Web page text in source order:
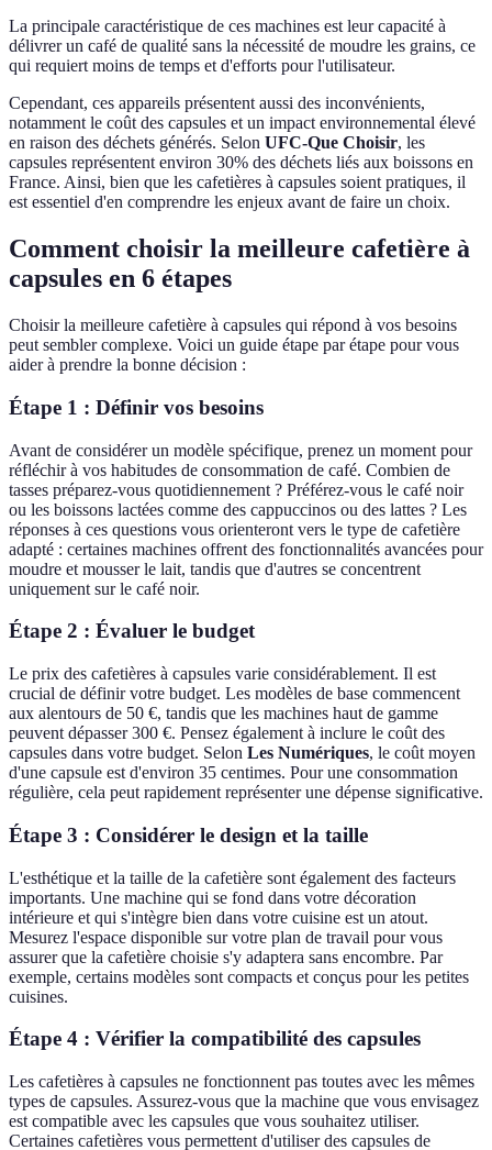
La principale caractéristique de ces machines est leur capacité à
délivrer un café de qualité sans la nécessité de moudre les grains, ce
qui requiert moins de temps et d'efforts pour l'utilisateur.
Cependant, ces appareils présentent aussi des inconvénients,
notamment le coût des capsules et un impact environnemental élevé
en raison des déchets générés. Selon UFC-Que Choisir, les
capsules représentent environ 30% des déchets liés aux boissons en
France. Ainsi, bien que les cafetières à capsules soient pratiques, il
est essentiel d'en comprendre les enjeux avant de faire un choix.
Comment choisir la meilleure cafetière à
capsules en 6 étapes
Choisir la meilleure cafetière à capsules qui répond à vos besoins
peut sembler complexe. Voici un guide étape par étape pour vous
aider à prendre la bonne décision :
Étape 1 : Définir vos besoins
Avant de considérer un modèle spécifique, prenez un moment pour
réfléchir à vos habitudes de consommation de café. Combien de
tasses préparez-vous quotidiennement ? Préférez-vous le café noir
ou les boissons lactées comme des cappuccinos ou des lattes ? Les
réponses à ces questions vous orienteront vers le type de cafetière
adapté : certaines machines offrent des fonctionnalités avancées pour
moudre et mousser le lait, tandis que d'autres se concentrent
uniquement sur le café noir.
Étape 2 : Évaluer le budget
Le prix des cafetières à capsules varie considérablement. Il est
crucial de définir votre budget. Les modèles de base commencent
aux alentours de 50 €, tandis que les machines haut de gamme
peuvent dépasser 300 €. Pensez également à inclure le coût des
capsules dans votre budget. Selon Les Numériques, le coût moyen
d'une capsule est d'environ 35 centimes. Pour une consommation
régulière, cela peut rapidement représenter une dépense significative.
Étape 3 : Considérer le design et la taille
L'esthétique et la taille de la cafetière sont également des facteurs
importants. Une machine qui se fond dans votre décoration
intérieure et qui s'intègre bien dans votre cuisine est un atout.
Mesurez l'espace disponible sur votre plan de travail pour vous
assurer que la cafetière choisie s'y adaptera sans encombre. Par
exemple, certains modèles sont compacts et conçus pour les petites
cuisines.
Étape 4 : Vérifier la compatibilité des capsules
Les cafetières à capsules ne fonctionnent pas toutes avec les mêmes
types de capsules. Assurez-vous que la machine que vous envisagez
est compatible avec les capsules que vous souhaitez utiliser.
Certaines cafetières vous permettent d'utiliser des capsules de